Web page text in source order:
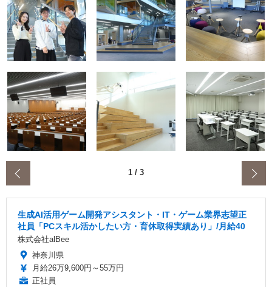
1 / 3
生成AI活用ゲーム開発アシスタント・IT・ゲーム業界志望正
社員「PCスキル活かしたい方・育休取得実績あり」/月給40
株式会社alBee
神奈川県
月給26万9,600円～55万円
正社員